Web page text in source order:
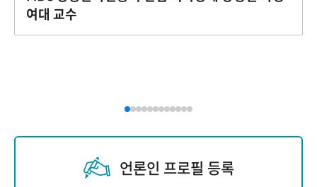
여대 교수
언론인 프로필 등록